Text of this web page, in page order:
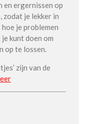
en ergernissen op
je lekker in
je problemen
kunt doen om
op te lossen.
zijn van de